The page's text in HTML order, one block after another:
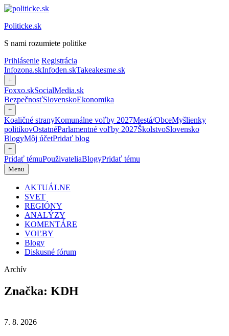
Preskočiť
obsah
Politicke.sk
S nami rozumiete politike
Prihlásenie Registrácia
Infozona.skInfoden.skTakeakesme.sk
+
Foxxo.skSocialMedia.sk
BezpečnosťSlovenskoEkonomika
+
Koaličné stranyKomunálne voľby 2027Mestá/ObceMyšlienky
politikovOstatnéParlamentné voľby 2027ŠkolstvoSlovensko
BlogyMôj účetPridať blog
+
Pridať témuPouživateliaBlogyPridať tému
Menu
AKTUÁLNE
SVET
REGIÓNY
ANALÝZY
KOMENTÁRE
VOĽBY
Blogy
Diskusné fórum
Archív
Značka: KDH
7. 8. 2026